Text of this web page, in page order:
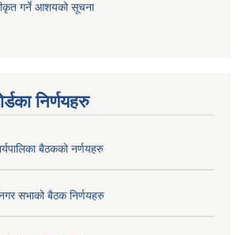
गर्ने आशयको सूचना
निर्णयहरु
बैठकको नर्णयहरु
सभाको बैठक निर्णयहरु